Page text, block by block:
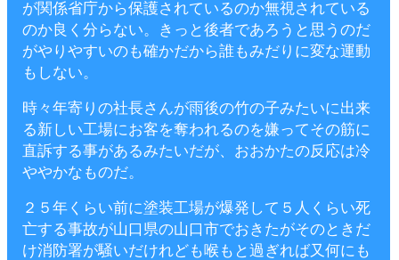
が関係省庁から保護されているのか無視されている
のか良く分らない。きっと後者であろうと思うのだ
がやりやすいのも確かだから誰もみだりに変な運動
もしない。
時々年寄りの社長さんが雨後の竹の子みたいに出来
る新しい工場にお客を奪われるのを嫌ってその筋に
直訴する事があるみたいだが、おおかたの反応は冷
ややかなものだ。
２５年くらい前に塗装工場が爆発して５人くらい死
亡する事故が山口県の山口市でおきたがそのときだ
け消防署が騒いだけれども喉もと過ぎれば又何にも